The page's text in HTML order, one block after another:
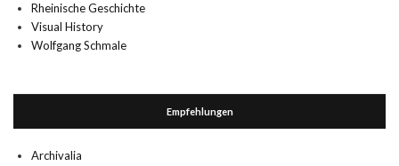
Rheinische Geschichte
Visual History
Wolfgang Schmale
Empfehlungen
Archivalia